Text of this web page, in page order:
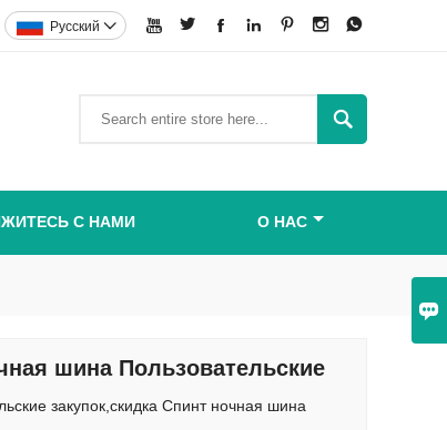

      
Pусский 

С НАМИ О НАС
шина Пользовательские
закупок,скидка Спинт ночная шина